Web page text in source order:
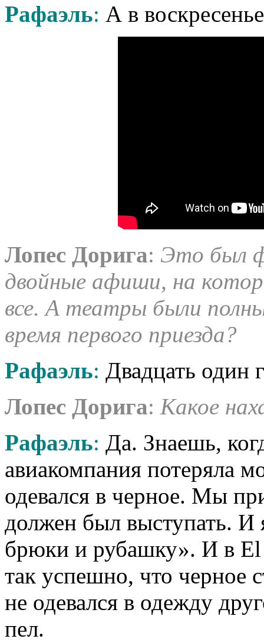
Рафаэль: А в
Лопес Дорига: Это был
двойные афиши, на
все. А театры были
время первого приезда?
Рафаэль: Двадцать один
Лопес Дорига: Какое
Рафаэль: Да. Знаешь,
авиакомпания потеряла
одевался в черное. Мы
должен был выступать. И
брюки и рубашку». И в El
так успешно, что черное
не одевался в одежду
пел.